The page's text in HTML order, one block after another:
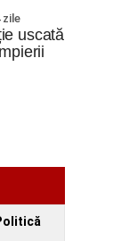
zile
uscată